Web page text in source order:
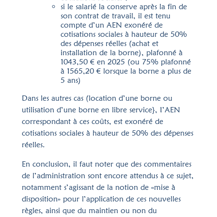
si le salarié la conserve après la fin de
son contrat de travail, il est tenu
compte d’un AEN exonéré de
cotisations sociales à hauteur de 50%
des dépenses réelles (achat et
installation de la borne), plafonné à
1043,50 € en 2025 (ou 75% plafonné
à 1565,20 € lorsque la borne a plus de
5 ans)
Dans les autres cas (location d’une borne ou
utilisation d’une borne en libre­ service}, I’AEN
correspondant à ces coûts, est exonéré de
cotisations sociales à hauteur de 50% des dépenses
réelles.
En conclusion, il faut noter que des commentaires
de l’administration sont encore attendus à ce sujet,
notamment s’agissant de la notion de «mise à
disposition» pour l’application de ces nouvelles
règles, ainsi que du maintien ou non du